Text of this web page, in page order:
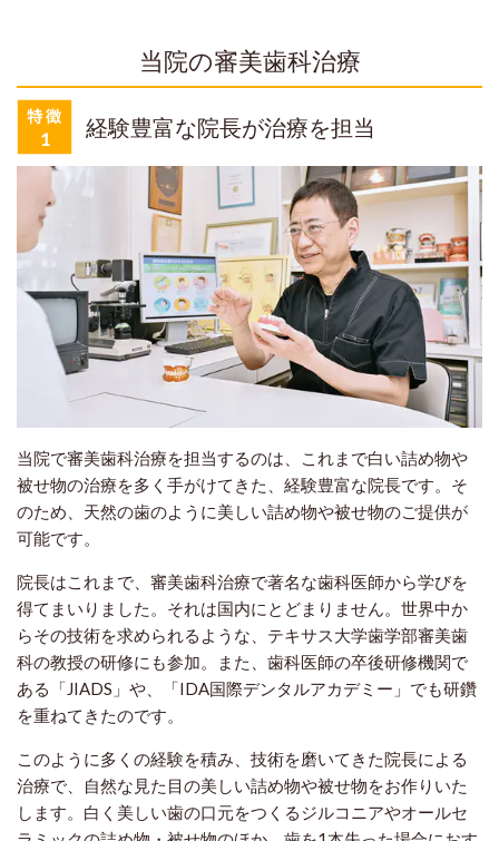
当院の審美歯科治療
経験豊富な院長が治療を担当
当院で審美歯科治療を担当するのは、これまで白い詰め物や
被せ物の治療を多く手がけてきた、経験豊富な院長です。そ
のため、天然の歯のように美しい詰め物や被せ物のご提供が
可能です。
院長はこれまで、審美歯科治療で著名な歯科医師から学びを
得てまいりました。それは国内にとどまりません。世界中か
らその技術を求められるような、テキサス大学歯学部審美歯
科の教授の研修にも参加。また、歯科医師の卒後研修機関で
ある「JIADS」や、「IDA国際デンタルアカデミー」でも研鑽
を重ねてきたのです。
このように多くの経験を積み、技術を磨いてきた院長による
治療で、自然な見た目の美しい詰め物や被せ物をお作りいた
します。白く美しい歯の口元をつくるジルコニアやオールセ